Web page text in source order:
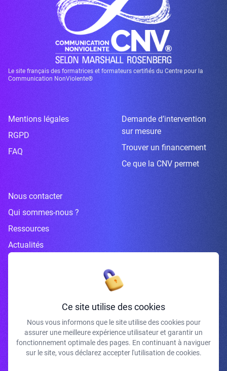
Le site français des formatrices et formateurs certifiés du Centre pour la
Communication NonViolente®
Mentions légales
RGPD
FAQ
Demande d’intervention
sur mesure
Trouver un financement
Ce que la CNV permet
Nous contacter
Qui sommes-nous ?
Ressources
Actualités
Inscrivez-vous à la newsletter
J'accepte de recevoir vos e-mails et confirme avoir pris connaissance de
votre politique de confidentialité et mentions légales.
Ce site utilise des cookies
Nous vous informons que le site utilise des cookies pour
assurer une meilleure expérience utilisateur et garantir un
fonctionnement optimale des pages. En continuant à naviguer
sur le site, vous déclarez accepter l'utilisation de cookies.